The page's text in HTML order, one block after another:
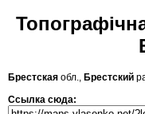
Брестская обл., Брестский
Ссылка сюда: